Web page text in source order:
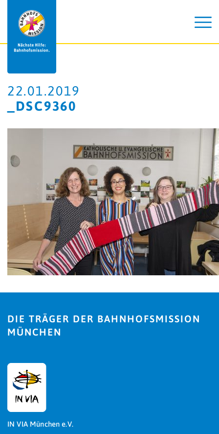
22.01.2019
_DSC9360
DIE TRÄGER DER BAHNHOFSMISSION
MÜNCHEN
IN VIA München e.V.